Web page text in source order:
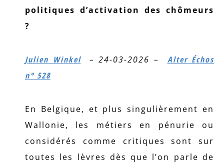
politiques d’activation des chômeurs
?
Julien Winkel– 24-03-2026 – Alter Échos
n° 528
En Belgique, et plus singulièrement en
Wallonie, les métiers en pénurie ou
considérés comme critiques sont sur
toutes les lèvres dès que l’on parle de